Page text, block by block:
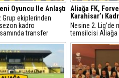
Oyuncu İle Anlaştı
Grup ekiplerinden
kadro
transfer
Aliağa FK,
Karahisar’ı
Nesine 2.
temsilcisi Aliağa
transfer
hücum hattını
güçlendirdi.